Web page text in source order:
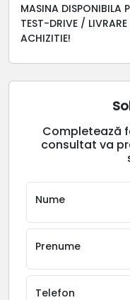
MASINA DISPONIBILA
TEST-DRIVE /
ACHIZITIE!
Completează
consultat va
Nume
Prenume
Telefon